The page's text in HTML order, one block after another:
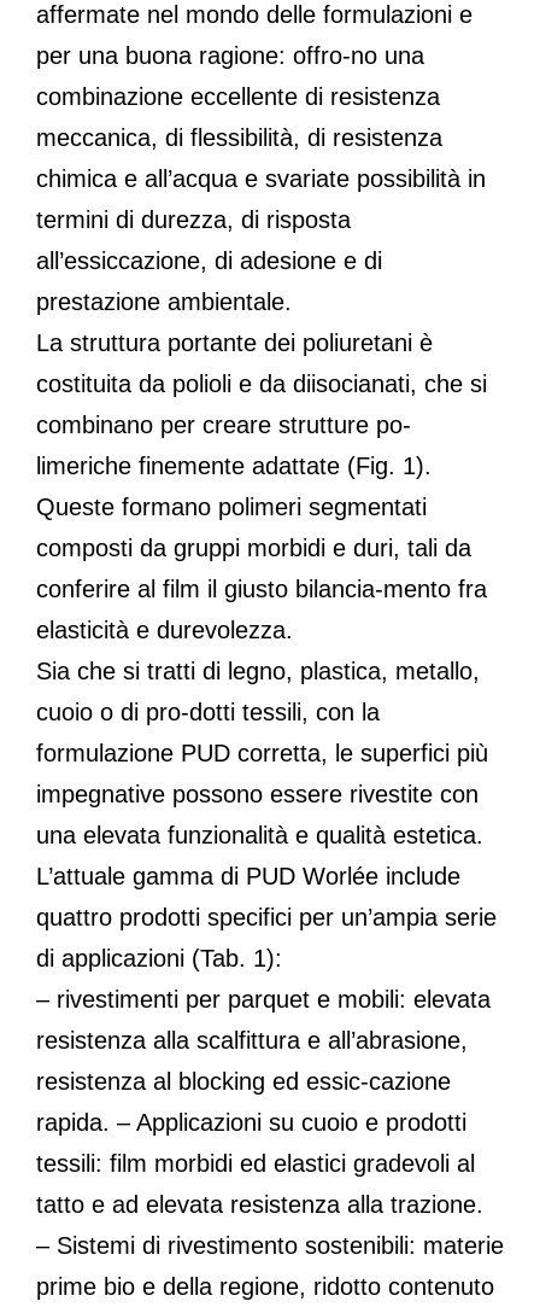
affermate nel mondo delle formulazioni e
per una buona ragione: offro-no una
combinazione eccellente di resistenza
meccanica, di flessibilità, di resistenza
chimica e all’acqua e svariate possibilità in
termini di durezza, di risposta
all’essiccazione, di adesione e di
prestazione ambientale.
La struttura portante dei poliuretani è
costituita da polioli e da diisocianati, che si
combinano per creare strutture po-
limeriche finemente adattate (Fig. 1).
Queste formano polimeri segmentati
composti da gruppi morbidi e duri, tali da
conferire al film il giusto bilancia-mento fra
elasticità e durevolezza.
Sia che si tratti di legno, plastica, metallo,
cuoio o di pro-dotti tessili, con la
formulazione PUD corretta, le superfici più
impegnative possono essere rivestite con
una elevata funzionalità e qualità estetica.
L’attuale gamma di PUD Worlée include
quattro prodotti specifici per un’ampia serie
di applicazioni (Tab. 1):
– rivestimenti per parquet e mobili: elevata
resistenza alla scalfittura e all’abrasione,
resistenza al blocking ed essic-cazione
rapida. – Applicazioni su cuoio e prodotti
tessili: film morbidi ed elastici gradevoli al
tatto e ad elevata resistenza alla trazione.
– Sistemi di rivestimento sostenibili: materie
prime bio e della regione, ridotto contenuto